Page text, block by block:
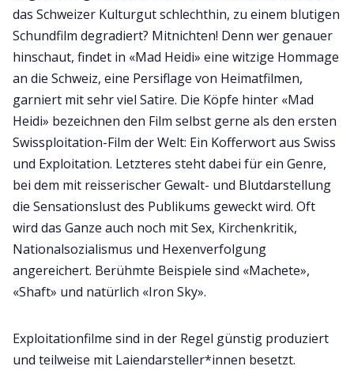
das Schweizer Kulturgut schlechthin, zu einem blutigen
Schundfilm degradiert? Mitnichten! Denn wer genauer
hinschaut, findet in «Mad Heidi» eine witzige Hommage
an die Schweiz, eine Persiflage von Heimatfilmen,
garniert mit sehr viel Satire. Die Köpfe hinter «Mad
Heidi» bezeichnen den Film selbst gerne als den ersten
Swissploitation-Film der Welt: Ein Kofferwort aus Swiss
und Exploitation. Letzteres steht dabei für ein Genre,
bei dem mit reisserischer Gewalt- und Blutdarstellung
die Sensationslust des Publikums geweckt wird. Oft
wird das Ganze auch noch mit Sex, Kirchenkritik,
Nationalsozialismus und Hexenverfolgung
angereichert. Berühmte Beispiele sind «Machete»,
«Shaft» und natürlich «Iron Sky».
Exploitationfilme sind in der Regel günstig produziert
und teilweise mit Laiendarsteller*innen besetzt.